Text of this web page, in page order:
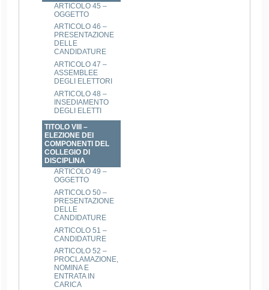
ARTICOLO 45 –
OGGETTO
ARTICOLO 46 –
PRESENTAZIONE
DELLE
CANDIDATURE
ARTICOLO 47 –
ASSEMBLEE
DEGLI ELETTORI
ARTICOLO 48 –
INSEDIAMENTO
DEGLI ELETTI
TITOLO VIII –
ELEZIONE DEI
COMPONENTI DEL
COLLEGIO DI
DISCIPLINA
ARTICOLO 49 –
OGGETTO
ARTICOLO 50 –
PRESENTAZIONE
DELLE
CANDIDATURE
ARTICOLO 51 –
CANDIDATURE
ARTICOLO 52 –
PROCLAMAZIONE,
NOMINA E
ENTRATA IN
CARICA